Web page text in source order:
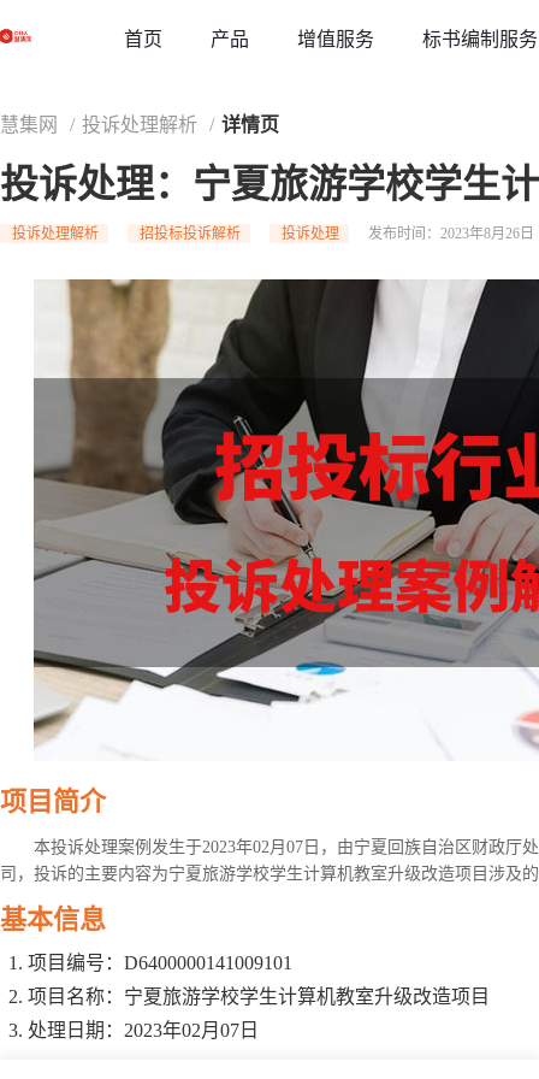
首页 产品 增值服务 标书编制服务
慧集网 / 投诉处理解析 / 详情页
投诉处理：宁夏旅游学校学生
投诉处理解析 招投标投诉解析 投诉处理 发布时间：2023年8月26日
项目简介
本投诉处理案例发生于2023年02月07日，由宁夏回族自治区财政厅
司，投诉的主要内容为宁夏旅游学校学生计算机教室升级改造项目涉及
基本信息
项目编号：D6400000141009101
项目名称：宁夏旅游学校学生计算机教室升级改造项目
处理日期：2023年02月07日